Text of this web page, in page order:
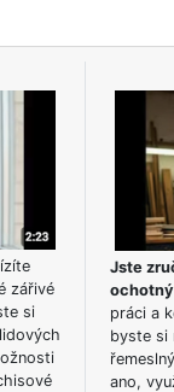
zářivé
si
Jste
práci a
byste si
ano,